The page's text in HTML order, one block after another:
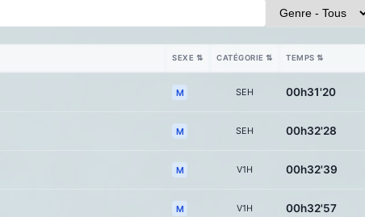
SEXE ⇅ CATÉGORIE ⇅ TEMPS ⇅
M SEH 00h31'20
M SEH 00h32'28
M V1H 00h32'39
M V1H 00h32'57